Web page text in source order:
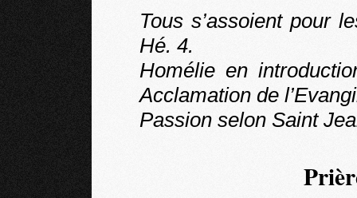
Tous s’assoient pour
Hé. 4.
Homélie en
Acclamation de
Passion selon Saint